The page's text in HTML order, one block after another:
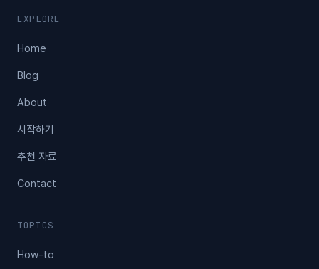
EXPLORE
Home
Blog
About
시작하기
추천 자료
Contact
TOPICS
How-to